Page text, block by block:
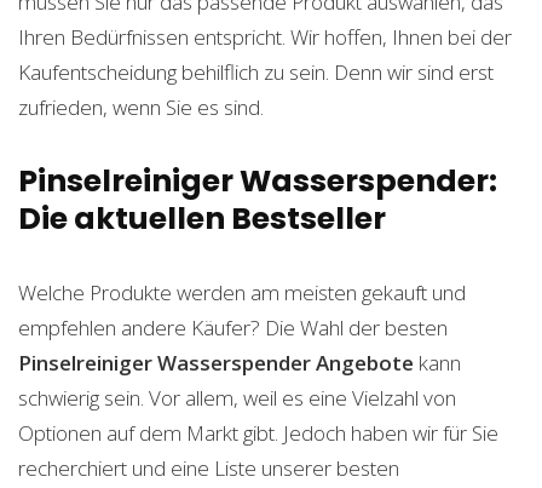
Ihren Bedürfnissen entspricht. Wir hoffen, Ihnen bei der
Kaufentscheidung behilflich zu sein. Denn wir sind erst
zufrieden, wenn Sie es sind.
Pinselreiniger Wasserspender:
Die aktuellen Bestseller
Welche Produkte werden am meisten gekauft und
empfehlen andere Käufer? Die Wahl der besten
Pinselreiniger WasserspenderAngebote kann
schwierig sein. Vor allem, weil es eine Vielzahl von
Optionen auf dem Markt gibt. Jedoch haben wir für Sie
recherchiert und eine Liste unserer besten